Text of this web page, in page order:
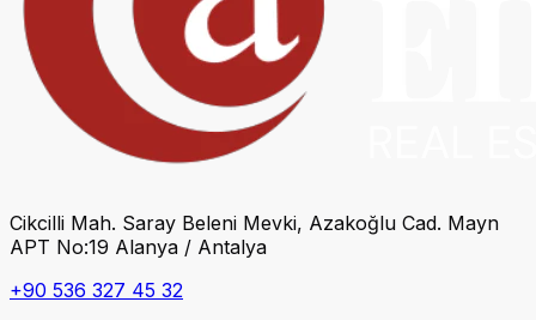
Cikcilli Mah. Saray Beleni Mevki, Azakoğlu Cad. Mayn
APT No:19 Alanya / Antalya
+90 536 327 45 32